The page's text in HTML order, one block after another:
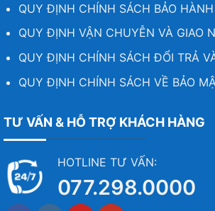
QUY ĐỊNH CHÍNH SÁCH BẢO HÀNH
QUY ĐỊNH VẬN CHUYỄN VÀ GIAO
QUY ĐỊNH CHÍNH SÁCH ĐỔI TRẢ
QUY ĐỊNH CHÍNH SÁCH VỀ BẢO
TƯ VẤN & HỖ TRỢ KHÁCH HÀNG
HOTLINE TƯ VẤN:
077.298.0000